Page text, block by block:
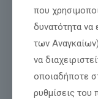
που
δυνατότητα να
των
να
οποιαδήποτε
ρυθμίσεις του